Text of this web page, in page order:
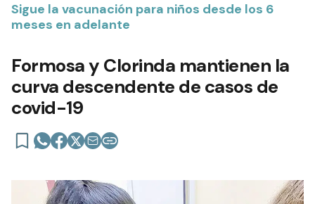
Sigue la vacunación para niños desde los 6
meses en adelante
Formosa y Clorinda mantienen la
curva descendente de casos de
covid-19